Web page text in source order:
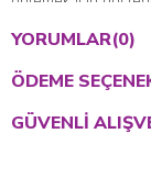
YORUMLAR(0)
ÖDEME
GÜVENLI